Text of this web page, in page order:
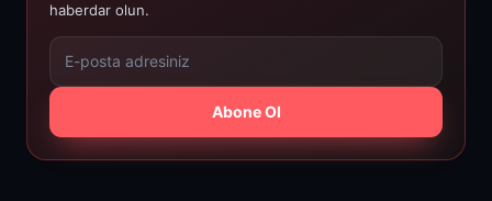
haberdar olun.
Abone Ol